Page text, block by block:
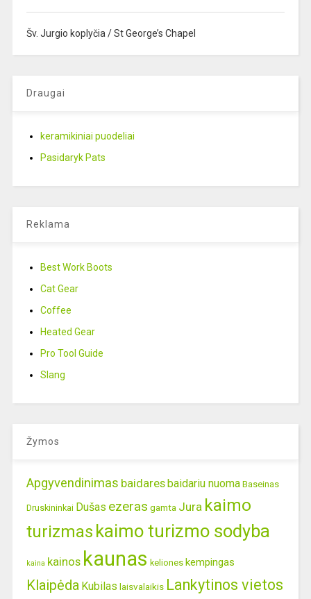
Šv. Jurgio koplyčia / St George’s Chapel
Draugai
keramikiniai puodeliai
Pasidaryk Pats
Reklama
Best Work Boots
Cat Gear
Coffee
Heated Gear
Pro Tool Guide
Slang
Žymos
Apgyvendinimas baidaresbaidariu nuoma Baseinas
Druskininkai Dušas ezeras gamta Jura kaimo
turizmas kaimo turizmo sodyba
kaina kainos kaunas keliones kempingas
Klaipėda Kubilas laisvalaikis Lankytinos vietos